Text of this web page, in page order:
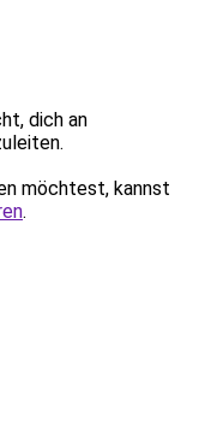
dich an
möchtest, kannst
.